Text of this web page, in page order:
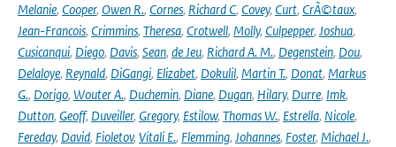
Melanie, Cooper, Owen R., Cornes, Richard C, Covey, Curt, CrÃ©taux,
Jean-Francois, Crimmins, Theresa, Crotwell, Molly, Culpepper, Joshua,
Cusicanqui, Diego, Davis, Sean, de Jeu, Richard A. M., Degenstein, Dou,
Delaloye, Reynald, DiGangi, Elizabet, Dokulil, Martin T., Donat, Markus
G., Dorigo, Wouter A., Duchemin, Diane, Dugan, Hilary, Durre, Imk,
Dutton, Geoff, Duveiller, Gregory, Estilow, Thomas W., Estrella, Nicole,
Fereday, David, Fioletov, Vitali E., Flemming, Johannes, Foster, Michael J.,